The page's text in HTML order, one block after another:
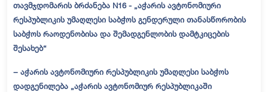
თავმჯდომარისბრძანება N16 - „აჭარის ავტონომიური
რესპუბლიკის უმაღლესი საბჭოს გენდერული თანასწორობის
საბჭოს რაოდენობისა და შემადგენლობის დამტკიცების
შესახებ“
− აჭარის ავტონომიური რესპუბლიკის უმაღლესი საბჭოს
დადგენილება „აჭარის ავტონომიურ რესპუბლიკაში